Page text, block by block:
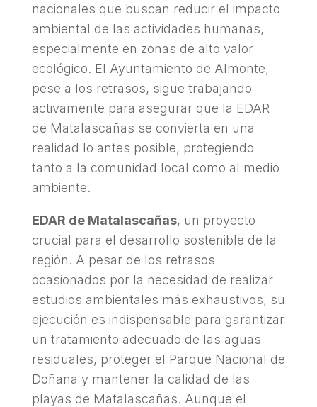
nacionales que buscan reducir el impacto
ambiental de las actividades humanas,
especialmente en zonas de alto valor
ecológico. El Ayuntamiento de Almonte,
pese a los retrasos, sigue trabajando
activamente para asegurar que la EDAR
de Matalascañas se convierta en una
realidad lo antes posible, protegiendo
tanto a la comunidad local como al medio
ambiente.
EDAR de Matalascañas, un proyecto
crucial para el desarrollo sostenible de la
región. A pesar de los retrasos
ocasionados por la necesidad de realizar
estudios ambientales más exhaustivos, su
ejecución es indispensable para garantizar
un tratamiento adecuado de las aguas
residuales, proteger el Parque Nacional de
Doñana y mantener la calidad de las
playas de Matalascañas. Aunque el